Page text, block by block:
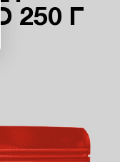
250 Г